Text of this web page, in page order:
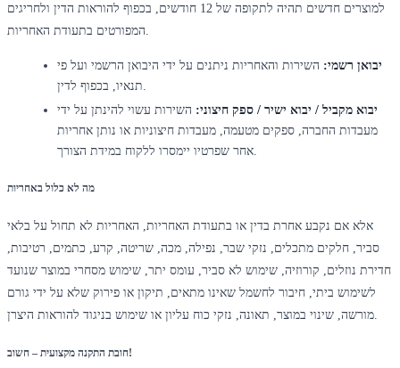
למוצרים חדשים תהיה לתקופה של 12 חודשים, בכפוף להוראות הדין ולחריגים
המפורטים בתעודת האחריות.
יבואן רשמי: השירות והאחריות ניתנים על ידי היבואן הרשמי ועל פי
יבוא מקביל / יבוא ישיר / ספק חיצוני: השירות עשוי להינתן על ידי
מעבדות החברה, ספקים מטעמה, מעבדות חיצוניות או נותן אחריות
מה לא כלול באחריות
אלא אם נקבע אחרת בדין או בתעודת האחריות, האחריות לא תחול על בלאי
סביר, חלקים מתכלים, נזקי שבר, נפילה, מכה, שריטה, קרע, כתמים, רטיבות,
חדירת נוזלים, קורוזיה, שימוש לא סביר, עומס יתר, שימוש מסחרי במוצר שנועד
לשימוש ביתי, חיבור לחשמל שאינו מתאים, תיקון או פירוק שלא על ידי גורם
חובת התקנה מקצועית – חשוב!